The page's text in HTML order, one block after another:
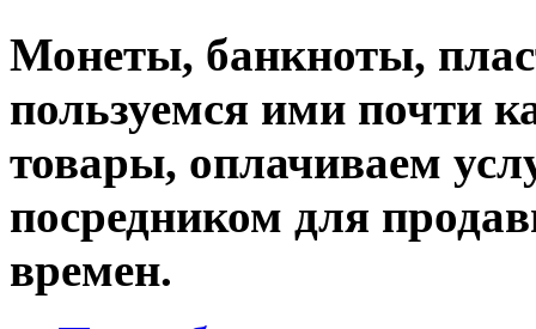
Монеты, банкноты,
пользуемся ими почти
товары, оплачиваем
посредником для
времен.